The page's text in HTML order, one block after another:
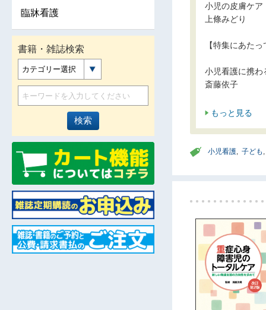
小児の皮膚ケア
上條みどり
【特集にあたっ
小児看護に携わ
斎藤依子
もっと見る
小児看護, 子ども ,
臨牀看護
書籍・雑誌検索
カテゴリー選択